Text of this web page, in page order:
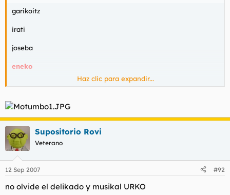
garikoitz
irati
joseba
eneko
saioa
y mas k no me acuerdo
Haz clic para expandir...
Supositorio Rovi
Veterano
12 Sep 2007 #92
no olvide el delikado y musikal URKO